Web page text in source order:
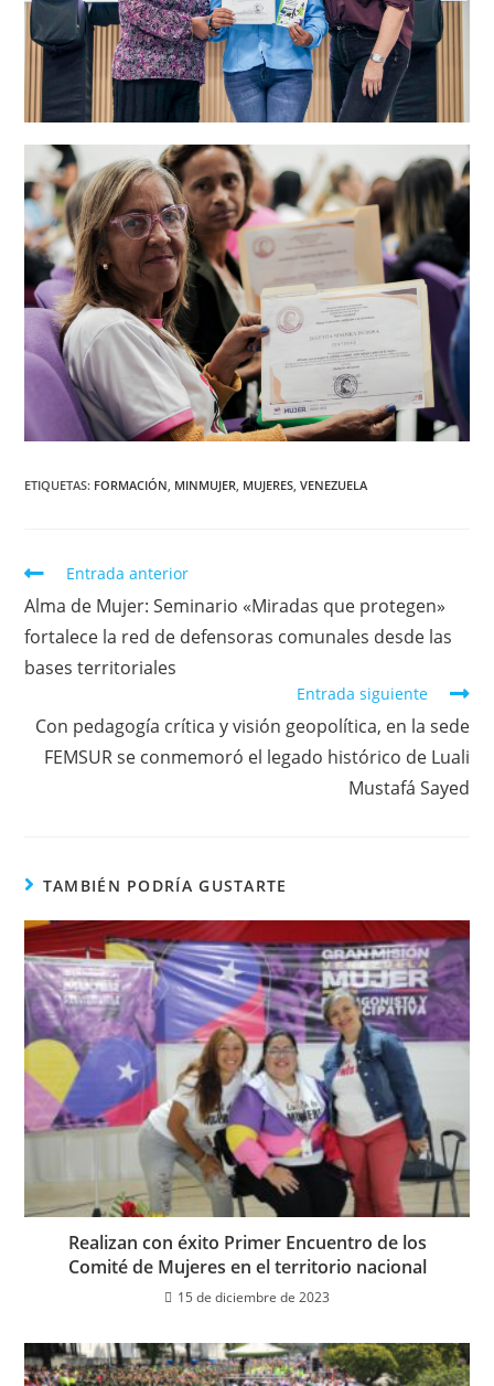
ETIQUETAS: FORMACIÓN MINMUJER MUJERES VENEZUELA
Entrada anterior
Alma de Mujer: Seminario «Miradas que protegen»
fortalece la red de defensoras comunales desde las
bases territoriales
Entrada siguiente
Con pedagogía crítica y visión geopolítica, en la sede
FEMSUR se conmemoró el legado histórico de Luali
Mustafá Sayed
TAMBIÉN PODRÍA GUSTARTE
Realizan con éxito Primer Encuentro de los
Comité de Mujeres en el territorio nacional
15 de diciembre de 2023